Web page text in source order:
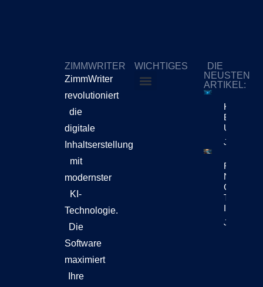
ZIMMWRITER
ZimmWriter
revolutioniert
die
digitale
Inhaltserstellung
mit
modernster
KI-
Technologie.
Die
Software
maximiert
Ihre
WICHTIGES
DIE
NEUSTEN
ARTIKEL:
KI-
Bewegt
Jetzt
Reuters
News
Chatbots
Teil Der
Jetzt